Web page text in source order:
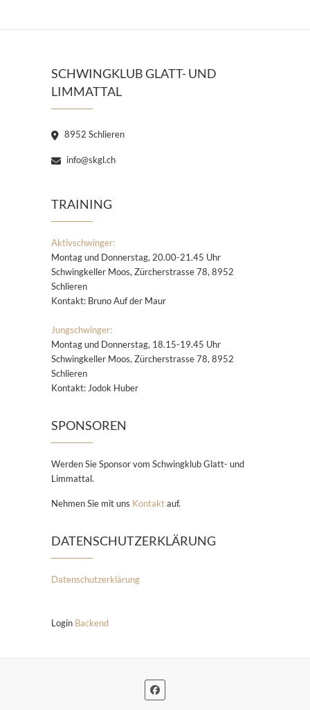
SCHWINGKLUB GLATT- UND
LIMMATTAL
8952 Schlieren
info@skgl.ch
TRAINING
Aktivschwinger:
Montag und Donnerstag, 20.00-21.45 Uhr
Schwingkeller Moos, Zürcherstrasse 78, 8952
Schlieren
Kontakt: Bruno Auf der Maur
Jungschwinger:
Montag und Donnerstag, 18.15-19.45 Uhr
Schwingkeller Moos, Zürcherstrasse 78, 8952
Schlieren
Kontakt: Jodok Huber
SPONSOREN
Werden Sie Sponsor vom Schwingklub Glatt- und
Limmattal.
Nehmen Sie mit uns Kontaktauf.
DATENSCHUTZERKLÄRUNG
Datenschutzerklärung
Login Backend